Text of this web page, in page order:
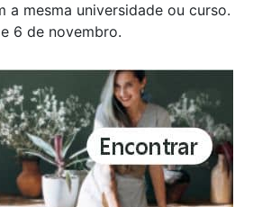
mesma universidade ou curso.
6 de novembro.